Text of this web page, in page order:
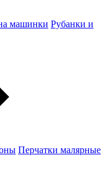
машинки Рубанки и
Перчатки малярные